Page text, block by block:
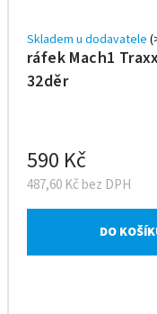
ráfek Mach1
32děr
Skladem u dodavatele
487,60 Kč bez DPH
590 Kč
DO